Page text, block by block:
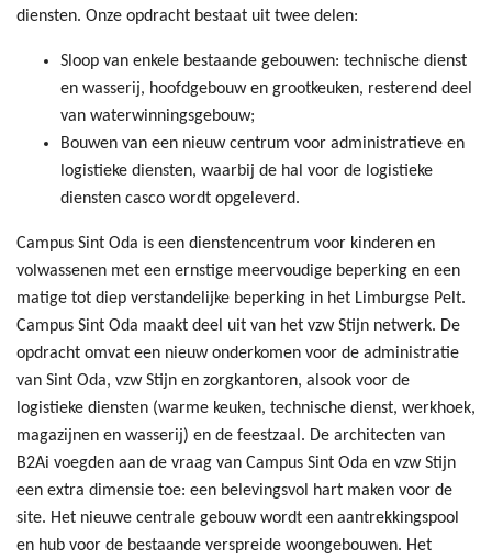
diensten. Onze opdracht bestaat uit twee delen:
Sloop van enkele bestaande gebouwen: technische dienst
en wasserij, hoofdgebouw en grootkeuken, resterend deel
van waterwinningsgebouw;
Bouwen van een nieuw centrum voor administratieve en
logistieke diensten, waarbij de hal voor de logistieke
diensten casco wordt opgeleverd.
Campus Sint Oda is een dienstencentrum voor kinderen en
volwassenen met een ernstige meervoudige beperking en een
matige tot diep verstandelijke beperking in het Limburgse Pelt.
Campus Sint Oda maakt deel uit van het vzw Stijn netwerk. De
opdracht omvat een nieuw onderkomen voor de administratie
van Sint Oda, vzw Stijn en zorgkantoren, alsook voor de
logistieke diensten (warme keuken, technische dienst, werkhoek,
magazijnen en wasserij) en de feestzaal. De architecten van
B2Ai voegden aan de vraag van Campus Sint Oda en vzw Stijn
een extra dimensie toe: een belevingsvol hart maken voor de
site. Het nieuwe centrale gebouw wordt een aantrekkingspool
en hub voor de bestaande verspreide woongebouwen. Het